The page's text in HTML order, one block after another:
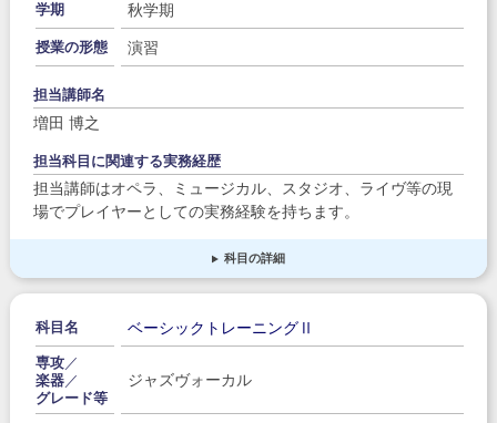
学期 秋学期
授業の形態 演習
担当講師名
増田 博之
担当科目に関連する実務経歴
担当講師はオペラ、ミュージカル、スタジオ、ライヴ等の現
場でプレイヤーとしての実務経験を持ちます。
科目の詳細
科目名 ベーシックトレーニングⅡ
専攻／
楽器／
グレード等
ジャズヴォーカル